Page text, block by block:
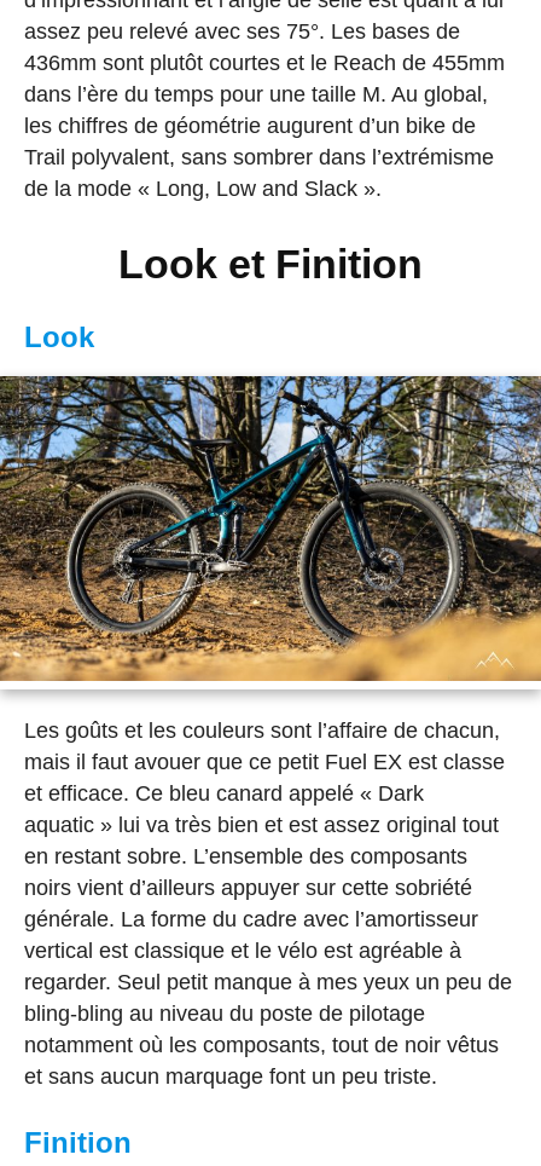
assez peu relevé avec ses 75°. Les bases de
436mm sont plutôt courtes et le Reach de 455mm
dans l’ère du temps pour une taille M. Au global,
les chiffres de géométrie augurent d’un bike de
Trail polyvalent, sans sombrer dans l’extrémisme
de la mode « Long, Low and Slack ».
Look et Finition
Look
Les goûts et les couleurs sont l’affaire de chacun,
mais il faut avouer que ce petit Fuel EX est classe
et efficace. Ce bleu canard appelé « Dark
aquatic » lui va très bien et est assez original tout
en restant sobre. L’ensemble des composants
noirs vient d’ailleurs appuyer sur cette sobriété
générale. La forme du cadre avec l’amortisseur
vertical est classique et le vélo est agréable à
regarder. Seul petit manque à mes yeux un peu de
bling-bling au niveau du poste de pilotage
notamment où les composants, tout de noir vêtus
et sans aucun marquage font un peu triste.
Finition